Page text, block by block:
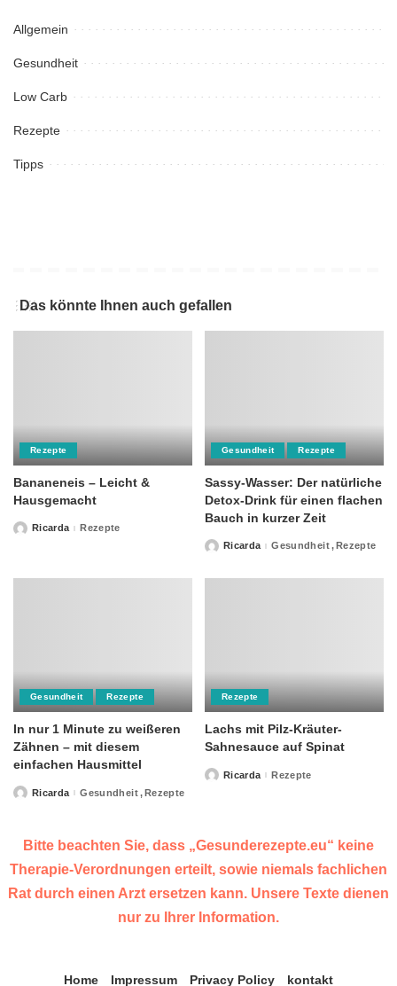
Allgemein
Gesundheit
Low Carb
Rezepte
Tipps
Das könnte Ihnen auch gefallen
Rezepte
Bananeneis – Leicht &
Hausgemacht
PostedRicarda Rezepte
Gesundheit Rezepte
Sassy-Wasser: Der natürliche
Detox-Drink für einen flachen
Bauch in kurzer Zeit
PostedRicarda Gesundheit Rezepte
Gesundheit Rezepte
In nur 1 Minute zu weißeren
Zähnen – mit diesem
einfachen Hausmittel
PostedRicarda Gesundheit Rezepte
Rezepte
Lachs mit Pilz-Kräuter-
Sahnesauce auf Spinat
PostedRicarda Rezepte
Bitte beachten Sie, dass „Gesunderezepte.eu“ keine
Therapie-Verordnungen erteilt, sowie niemals fachlichen
Rat durch einen Arzt ersetzen kann. Unsere Texte dienen
nur zu Ihrer Information.
Home Impressum Privacy Policy kontakt